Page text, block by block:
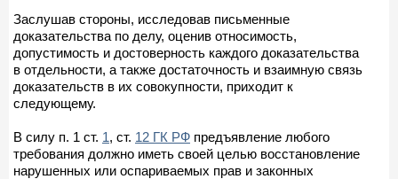
Заслушав стороны, исследовав письменные
доказательства по делу, оценив относимость,
допустимость и достоверность каждого доказательства
в отдельности, а также достаточность и взаимную связь
доказательств в их совокупности, приходит к
следующему.
В силу п. 1 ст. 1, ст. 12 ГК РФ предъявление любого
требования должно иметь своей целью восстановление
нарушенных или оспариваемых прав и законных